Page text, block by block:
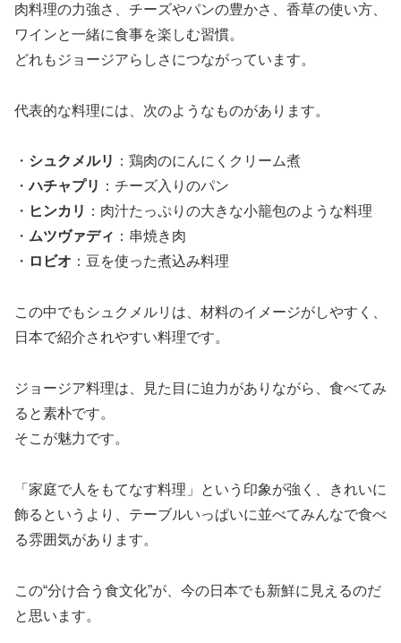
肉料理の力強さ、チーズやパンの豊かさ、香草の使い方、
ワインと一緒に食事を楽しむ習慣。
どれもジョージアらしさにつながっています。
代表的な料理には、次のようなものがあります。
・ シュクメルリ ：鶏肉のにんにくクリーム煮
・ハチャプリ ：チーズ入りのパン
・ ヒンカリ ：肉汁たっぷりの大きな小籠包のような料理
・ ムツヴァディ ：串焼き肉
・ ロビオ ：豆を使った煮込み料理
この中でもシュクメルリは、材料のイメージがしやすく、
日本で紹介されやすい料理です。
ジョージア料理は、見た目に迫力がありながら、食べてみ
ると素朴です。
そこが魅力です。
「家庭で人をもてなす料理」という印象が強く、きれいに
飾るというより、テーブルいっぱいに並べてみんなで食べ
る雰囲気があります。
この“分け合う食文化”が、今の日本でも新鮮に見えるのだ
と思います。